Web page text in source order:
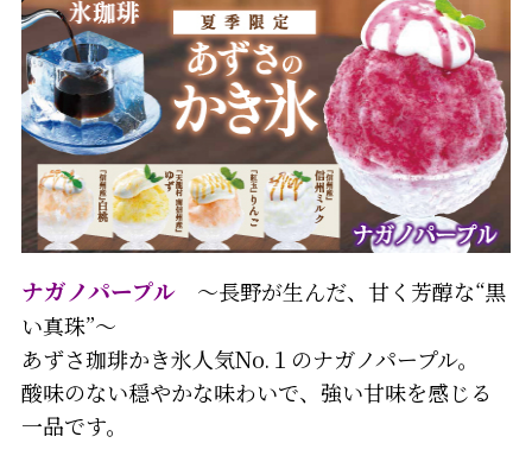
ナガノパープル～長野が生んだ、甘く芳醇な“黒
い真珠”～
あずさ珈琲かき氷人気No.１のナガノパープル。
酸味のない穏やかな味わいで、強い甘味を感じる
一品です。